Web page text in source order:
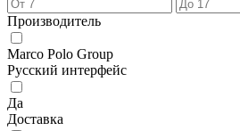
Производитель
Marco Polo Group
Русский интерфейс
Да
Доставка